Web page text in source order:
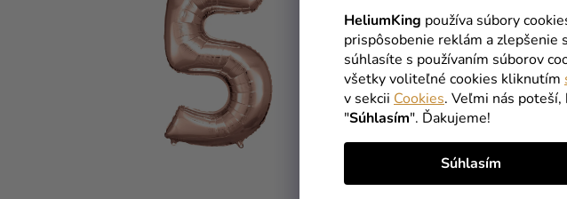
HeliumKing používa súbory
prispôsobenie reklám a zlepšenie
súhlasíte s používaním súborov
všetky voliteľné cookies kliknutím
v sekcii Cookies. Veľmi nás
"Súhlasím". Ďakujeme!
Súhlasím